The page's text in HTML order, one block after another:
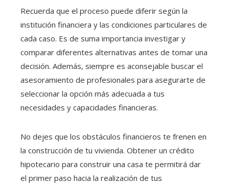
Recuerda que el proceso puede diferir según la
institución financiera y las condiciones particulares de
cada caso. Es de suma importancia investigar y
comparar diferentes alternativas antes de tomar una
decisión. Además, siempre es aconsejable buscar el
asesoramiento de profesionales para asegurarte de
seleccionar la opción más adecuada a tus
necesidades y capacidades financieras.
No dejes que los obstáculos financieros te frenen en
la construcción de tu vivienda. Obtener un crédito
hipotecario para construir una casa te permitirá dar
el primer paso hacia la realización de tus